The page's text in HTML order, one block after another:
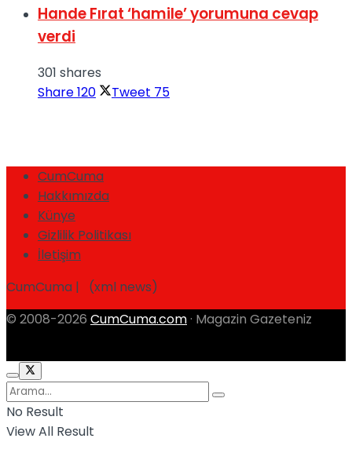
Hande Fırat ‘hamile’ yorumuna cevap
verdi
301 shares
Share120 Tweet 75
CumCuma
Hakkımızda
Künye
Gizlilik Politikası
İletişim
CumCuma | (xml news)
© 2008-2026 CumCuma.com · Magazin Gazeteniz
No Result
View All Result